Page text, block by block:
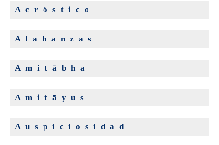
Acróstico
Alabanzas
Amitābha
Amitāyus
Auspiciosidad